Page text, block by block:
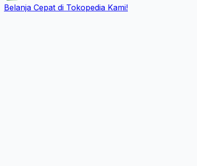
Belanja Cepat di Tokopedia Kami!